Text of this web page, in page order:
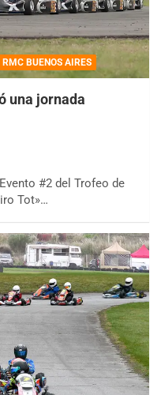
RMC BUENOS AIRES
una jornada
#2 del Trofeo de
Tot»…